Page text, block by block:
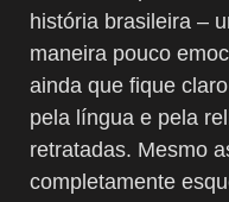
história brasileira –
maneira pouco
ainda que fique
pela língua e pela
retratadas. Mesmo
completamente